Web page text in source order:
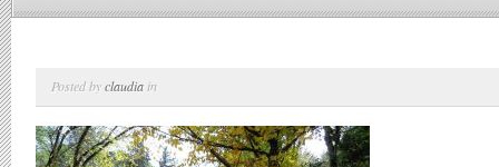
Posted byclaudia in